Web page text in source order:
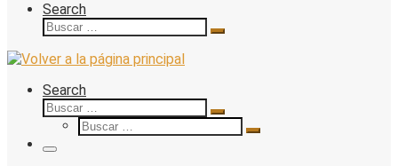
Search
Buscar
Buscar
Search
Buscar
Buscar
…
Buscar
Buscar
Menu